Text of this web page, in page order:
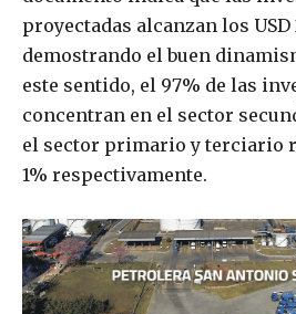
proyectadas alcanzan los
demostrando el buen
este sentido, el 97% de las
concentran en el sector
el sector primario y terciario
1% respectivamente.